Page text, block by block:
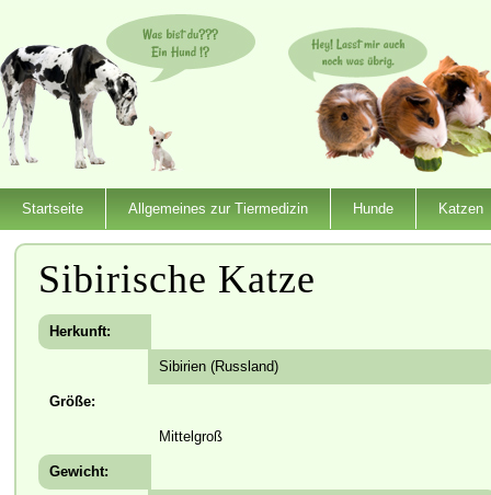
Startseite Allgemeines zur Tiermedizin Hunde Katzen
Sibirische Katze
Herkunft:
Sibirien (Russland)
Größe:
Mittelgroß
Gewicht: